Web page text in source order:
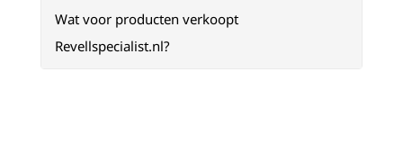
Wat voor producten verkoopt
Revellspecialist.nl?